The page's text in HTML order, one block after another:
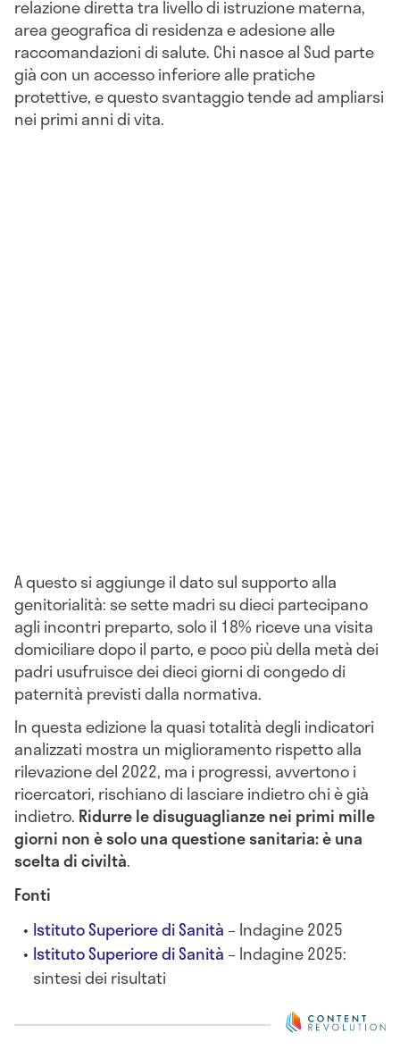
relazione diretta tra livello di istruzione materna,
area geografica di residenza e adesione alle
raccomandazioni di salute. Chi nasce al Sud parte
già con un accesso inferiore alle pratiche
protettive, e questo svantaggio tende ad ampliarsi
nei primi anni di vita.
A questo si aggiunge il dato sul supporto alla
genitorialità: se sette madri su dieci partecipano
agli incontri preparto, solo il 18% riceve una visita
domiciliare dopo il parto, e poco più della metà dei
padri usufruisce dei dieci giorni di congedo di
paternità previsti dalla normativa.
In questa edizione la quasi totalità degli indicatori
analizzati mostra un miglioramento rispetto alla
rilevazione del 2022, ma i progressi, avvertono i
ricercatori, rischiano di lasciare indietro chi è già
indietro. Ridurre le disuguaglianze nei primi mille
giorni non è solo una questione sanitaria: è una
scelta di civiltà.
Fonti
Istituto Superiore di Sanità – Indagine 2025
Istituto Superiore di Sanità – Indagine 2025:
sintesi dei risultati